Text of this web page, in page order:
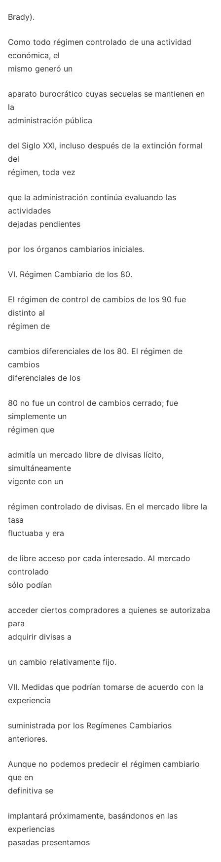
Brady).
Como todo régimen controlado de una actividad
económica, el
mismo generó un
aparato burocrático cuyas secuelas se mantienen en
la
administración pública
del Siglo XXI, incluso después de la extinción formal
del
régimen, toda vez
que la administración continúa evaluando las
actividades
dejadas pendientes
por los órganos cambiarios iniciales.
VI. Régimen Cambiario de los 80.
El régimen de control de cambios de los 90 fue
distinto al
régimen de
cambios diferenciales de los 80. El régimen de
cambios
diferenciales de los
80 no fue un control de cambios cerrado; fue
simplemente un
régimen que
admitía un mercado libre de divisas lícito,
simultáneamente
vigente con un
régimen controlado de divisas. En el mercado libre la
tasa
fluctuaba y era
de libre acceso por cada interesado. Al mercado
controlado
sólo podían
acceder ciertos compradores a quienes se autorizaba
para
adquirir divisas a
un cambio relativamente fijo.
VII. Medidas que podrían tomarse de acuerdo con la
experiencia
suministrada por los Regímenes Cambiarios
anteriores.
Aunque no podemos predecir el régimen cambiario
que en
definitiva se
implantará próximamente, basándonos en las
experiencias
pasadas presentamos